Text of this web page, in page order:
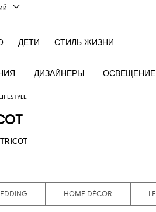
HOME DÉCOR
ДИЗАЙНЕРЫ ОСВЕЩЕНИЕ
ДЕТИ СТИЛЬ ЖИЗНИ